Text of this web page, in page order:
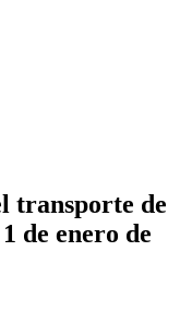
transporte de
de enero de